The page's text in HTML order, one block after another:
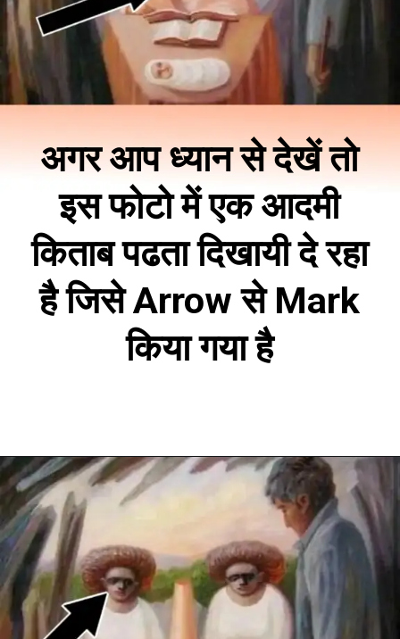
अगर आप ध्यान से देखें तो
इस फोटो में एक आदमी
किताब पढता दिखायी दे रहा
है जिसे Arrow से Mark
किया गया है